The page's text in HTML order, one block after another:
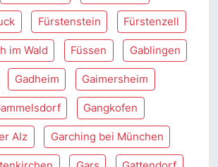
Fürstenstein Fürstenzell
im Wald Füssen Gablingen
Gadheim Gaimersheim
Gangkofen
Alz Garching bei München